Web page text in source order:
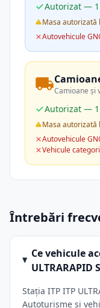
Autorizat —
Masa autorizată
Autovehicule
Camioane și
Autorizat —
Masa autorizată
Autovehicule
Vehicule
Întrebări
Ce vehicule
ULTRARAPID
Stația ITP ITP
Autoturisme și